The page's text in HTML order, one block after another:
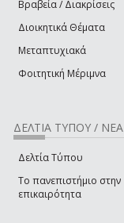
Βραβεία / Διακρίσεις
Διοικητικά Θέματα
Μεταπτυχιακά
Φοιτητική Μέριμνα
ΔΕΛΤΙΑ ΤΥΠΟΥ / ΝΕΑ
Δελτία Τύπου
Το πανεπιστήμιο στην
επικαιρότητα